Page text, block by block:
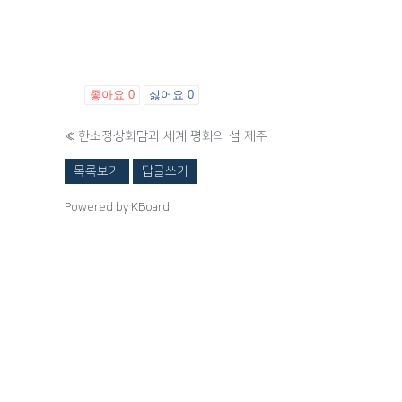
좋아요 0 싫어요 0
« 한소정상회담과 세계 평화의 섬 제주
목록보기 답글쓰기
Powered by KBoard